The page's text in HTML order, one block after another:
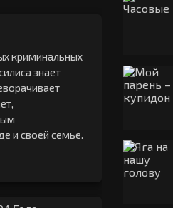
криминальных
знает
и своей семье.